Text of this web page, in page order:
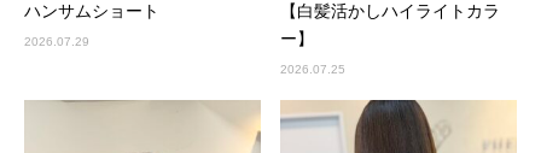
ハンサムショート
2026.07.29
【白髪活かしハイライトカラ
ー】
2026.07.25